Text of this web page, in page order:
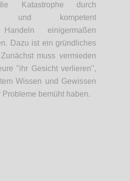
Katastrophe durch
und kompetent
Handeln einigermaßen
Dazu ist ein gründliches
muss vermieden
"ihr Gesicht verlieren",
Wissen und Gewissen
bemüht haben.